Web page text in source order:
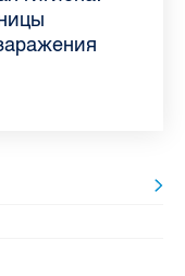
и
года
летом
для
на
дома